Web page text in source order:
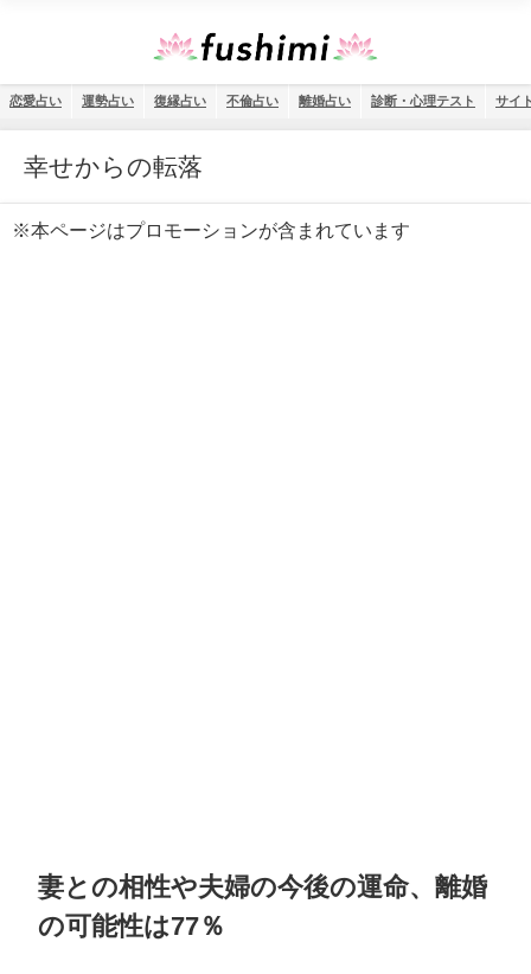
恋愛占い 運勢占い 復縁占い 不倫占い 離婚占い 診断・心理テスト サイ
幸せからの転落
※本ページはプロモーションが含まれています
妻との相性や夫婦の今後の運命、離婚
の可能性は77％